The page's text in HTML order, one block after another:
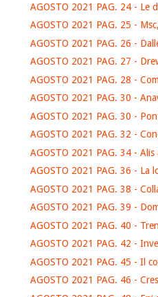
AGOSTO 2021 PAG. 24 - Le
AGOSTO 2021 PAG. 25 -
AGOSTO 2021 PAG. 26 -
AGOSTO 2021 PAG. 27 -
AGOSTO 2021 PAG. 28 -
AGOSTO 2021 PAG. 30 -
AGOSTO 2021 PAG. 30 -
AGOSTO 2021 PAG. 32 -
AGOSTO 2021 PAG. 34 -
AGOSTO 2021 PAG. 36 - La
AGOSTO 2021 PAG. 38 -
AGOSTO 2021 PAG. 39 -
AGOSTO 2021 PAG. 40 -
AGOSTO 2021 PAG. 42 -
AGOSTO 2021 PAG. 45 - Il
AGOSTO 2021 PAG. 46 -